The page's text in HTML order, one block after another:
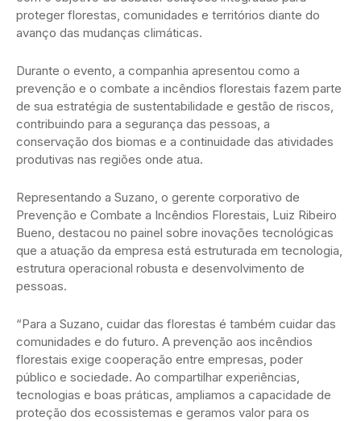
proteger florestas, comunidades e territórios diante do
avanço das mudanças climáticas.
Durante o evento, a companhia apresentou como a
prevenção e o combate a incêndios florestais fazem parte
de sua estratégia de sustentabilidade e gestão de riscos,
contribuindo para a segurança das pessoas, a
conservação dos biomas e a continuidade das atividades
produtivas nas regiões onde atua.
Representando a Suzano, o gerente corporativo de
Prevenção e Combate a Incêndios Florestais, Luiz Ribeiro
Bueno, destacou no painel sobre inovações tecnológicas
que a atuação da empresa está estruturada em tecnologia,
estrutura operacional robusta e desenvolvimento de
pessoas.
“Para a Suzano, cuidar das florestas é também cuidar das
comunidades e do futuro. A prevenção aos incêndios
florestais exige cooperação entre empresas, poder
público e sociedade. Ao compartilhar experiências,
tecnologias e boas práticas, ampliamos a capacidade de
proteção dos ecossistemas e geramos valor para os